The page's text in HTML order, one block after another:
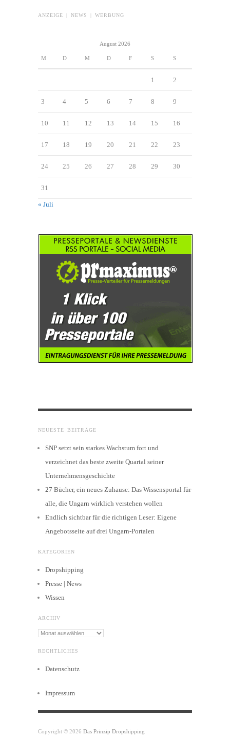
ANZEIGE | NEWS | WERBUNG
August 2026
M D M D F S S
1 2
3 4 5 6 7 8 9
10 11 12 13 14 15 16
17 18 19 20 21 22 23
24 25 26 27 28 29 30
31
« Juli
NEUESTE BEITRÄGE
SNP setzt sein starkes Wachstum fort und
verzeichnet das beste zweite Quartal seiner
Unternehmensgeschichte
27 Bücher, ein neues Zuhause: Das Wissensportal für
alle, die Ungarn wirklich verstehen wollen
Endlich sichtbar für die richtigen Leser: Eigene
Angebotsseite auf drei Ungarn-Portalen
KATEGORIEN
Dropshipping
Presse | News
Wissen
ARCHIV
Archiv
RECHTLICHES
Datenschutz
Impressum
Copyright © 2026 Das Prinzip Dropshipping